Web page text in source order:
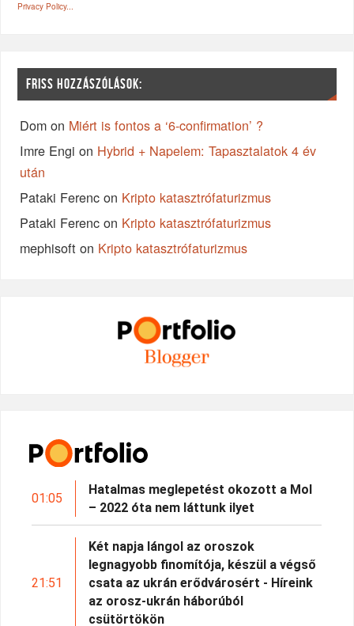
Privacy Policy...
FRISS HOZZÁSZÓLÁSOK:
Dom on Miért is fontos a ‘6-confirmation’ ?
Imre Engi on Hybrid + Napelem: Tapasztalatok 4 év
után
Pataki Ferenc on Kripto katasztrófaturizmus
Pataki Ferenc on Kripto katasztrófaturizmus
mephisoft on Kripto katasztrófaturizmus
01:05
Hatalmas meglepetést okozott a Mol
– 2022 óta nem láttunk ilyet
21:51
Két napja lángol az oroszok
legnagyobb finomítója, készül a végső
csata az ukrán erődvárosért - Híreink
az orosz-ukrán háborúból
csütörtökön